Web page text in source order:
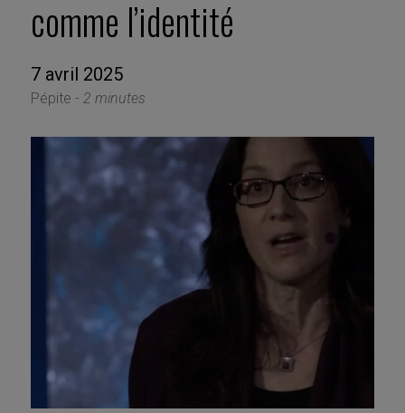
comme l’identité
7 avril 2025
Pépite - 2 minutes